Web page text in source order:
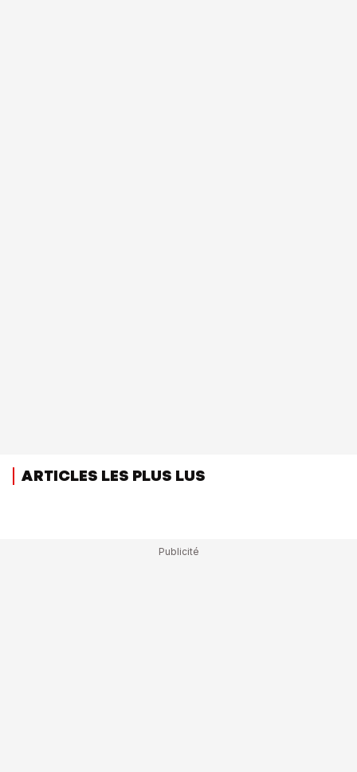
ARTICLES LES PLUS LUS